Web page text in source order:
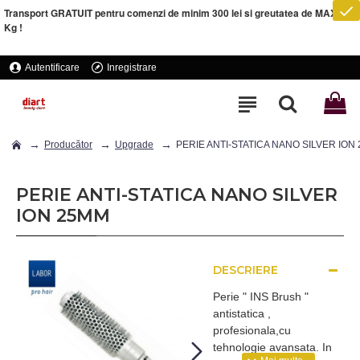
Transport GRATUIT pentru comenzi de minim 300 lei si greutatea de MAXIM 5
Kg !
Autentificare Inregistrare
Producător Upgrade PERIE ANTI-STATICA NANO SILVER ION
PERIE ANTI-STATICA NANO SILVER
ION 25MM
DESCRIERE
Perie " INS Brush "
antistatica ,
profesionala,cu
tehnologie avansata. In